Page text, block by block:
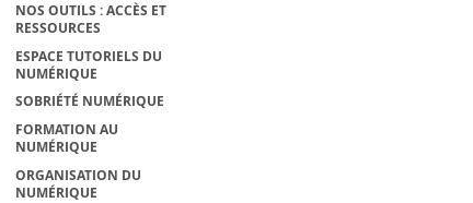
NOS OUTILS : ACCÈS ET
RESSOURCES
ESPACE TUTORIELS DU
NUMÉRIQUE
SOBRIÉTÉ NUMÉRIQUE
FORMATION AU
NUMÉRIQUE
ORGANISATION DU
NUMÉRIQUE